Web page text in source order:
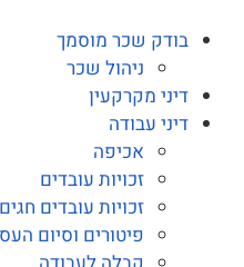
בודק שכר מוסמך
ניהול שכר
דיני מקרקעין
דיני עבודה
אכיפה
זכויות עובדים
זכויות עובדים חגים
פיטורים וסיום